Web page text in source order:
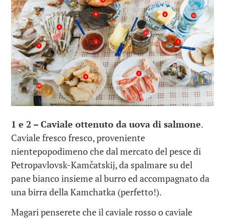
1 e 2 – Caviale ottenuto da uova di salmone.
Caviale fresco fresco, proveniente
nientepopodimeno che dal mercato del pesce di
Petropavlovsk-Kamčatskij, da spalmare su del
pane bianco insieme al burro ed accompagnato da
una birra della Kamchatka (perfetto!).
Magari penserete che il caviale rosso o caviale